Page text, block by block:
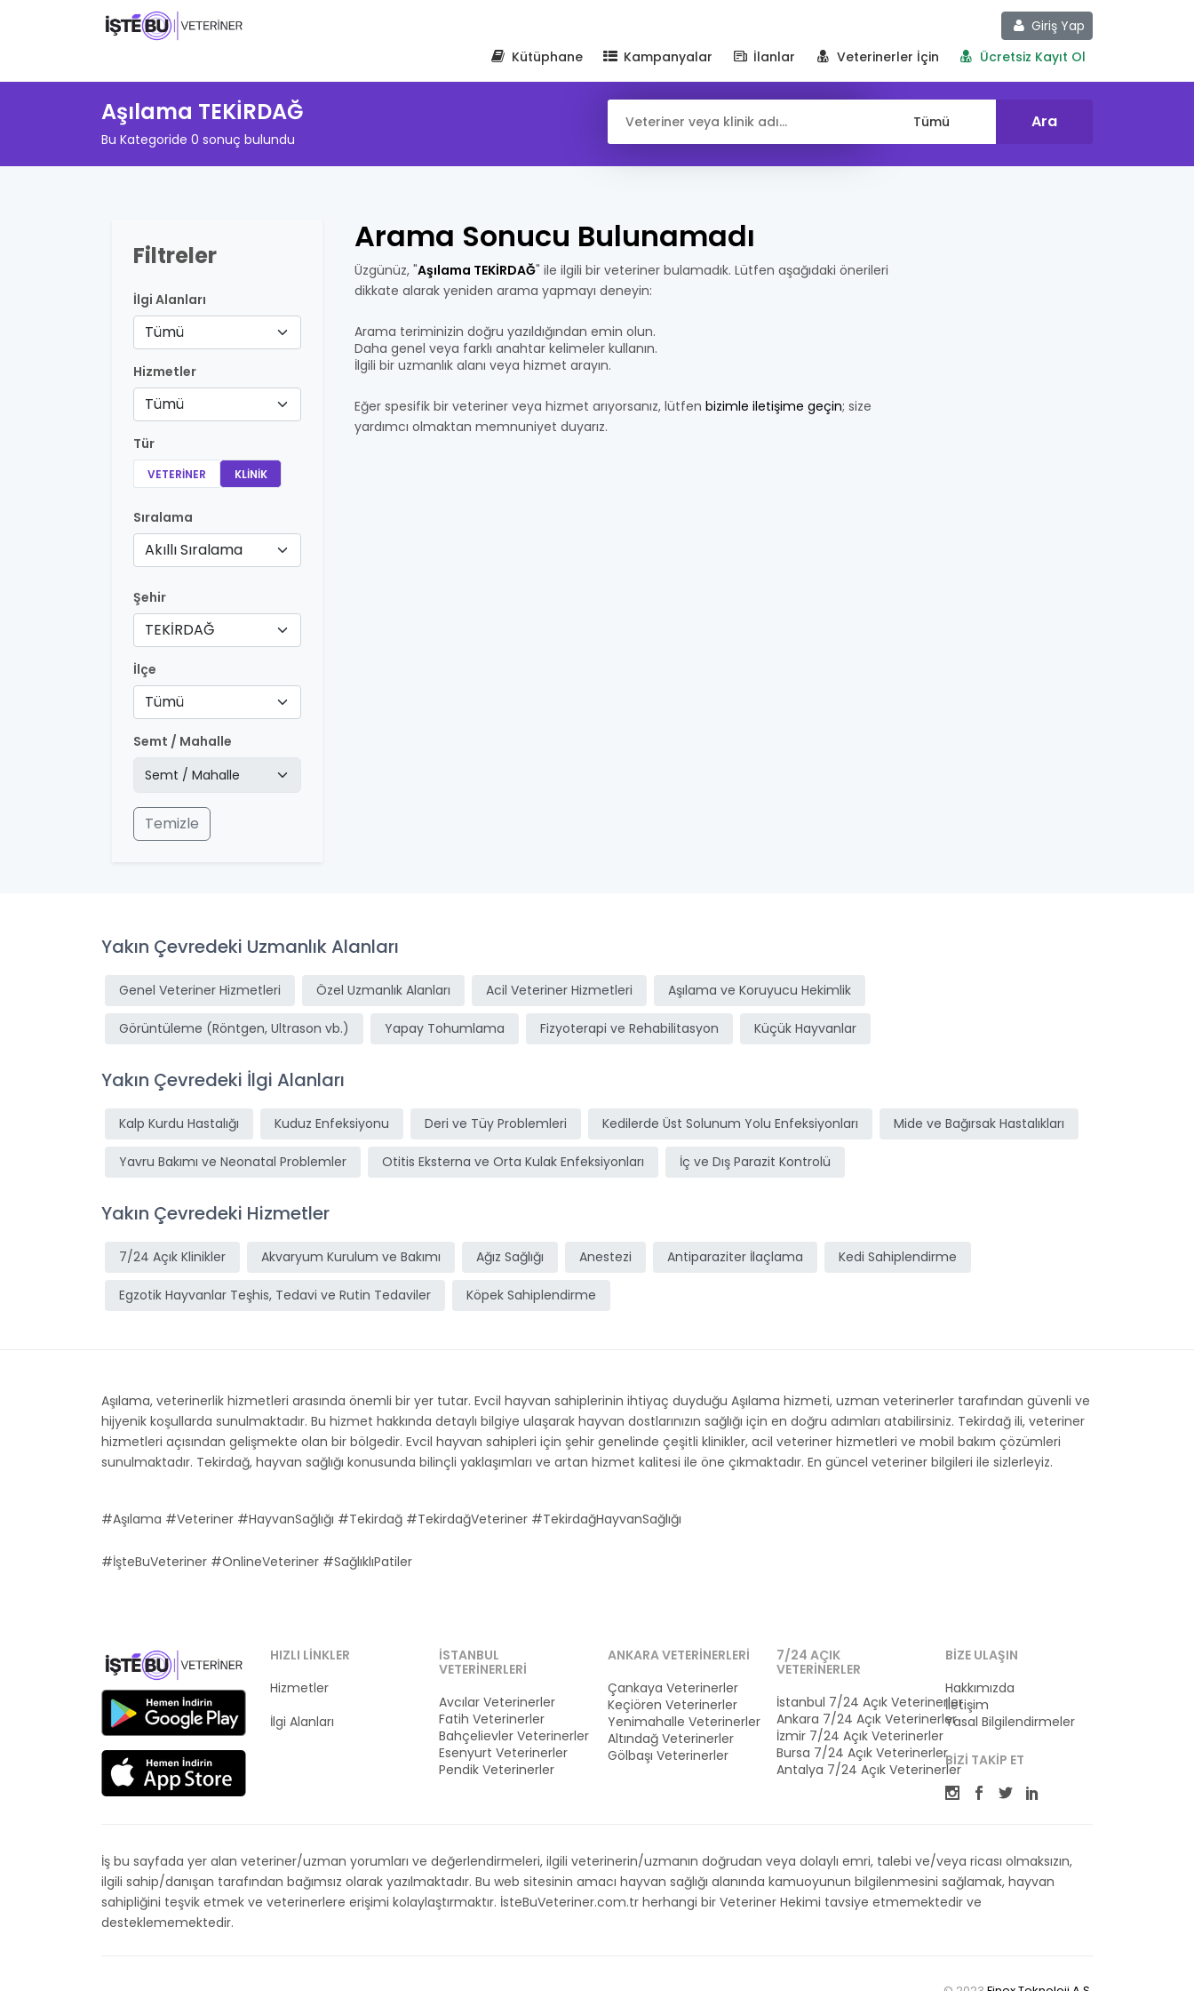
Giriş Yap
Kütüphane
Kampanyalar İlanlar Veterinerler İçin Ücretsiz Kayıt Ol
Aşılama TEKİRDAĞ
Bu Kategoride 0 sonuç bulundu
Filtreler
İlgi Alanları
Tümü
Hizmetler
Tümü
Tür
VETERINER KLINIK
Sıralama
Akıllı Sıralama
Şehir
TEKİRDAĞ
İlçe
Tümü
Semt / Mahalle
Temizle
Arama Sonucu Bulunamadı
Üzgünüz, "Aşılama TEKİRDAĞ" ile ilgili bir veteriner bulamadık. Lütfen aşağıdaki önerileri
dikkate alarak yeniden arama yapmayı deneyin:
Arama teriminizin doğru yazıldığından emin olun.
Daha genel veya farklı anahtar kelimeler kullanın.
İlgili bir uzmanlık alanı veya hizmet arayın.
Eğer spesifik bir veteriner veya hizmet arıyorsanız, lütfen bizimle iletişime geçin; size
yardımcı olmaktan memnuniyet duyarız.
Yakın Çevredeki Uzmanlık Alanları
Genel Veteriner Hizmetleri Özel Uzmanlık Alanları Acil Veteriner Hizmetleri Aşılama ve Koruyucu Hekimlik
Görüntüleme (Röntgen, Ultrason vb.) Yapay Tohumlama Fizyoterapi ve Rehabilitasyon Küçük Hayvanlar
Yakın Çevredeki İlgi Alanları
Kalp Kurdu Hastalığı Kuduz Enfeksiyonu Deri ve Tüy Problemleri Kedilerde Üst Solunum Yolu Enfeksiyonları Mide ve Bağırsak Hastalıkları
Yavru Bakımı ve Neonatal Problemler Otitis Eksterna ve Orta Kulak Enfeksiyonları İç ve Dış Parazit Kontrolü
Yakın Çevredeki Hizmetler
7/24 Açık Klinikler Akvaryum Kurulum ve Bakımı Ağız Sağlığı Anestezi Antiparaziter İlaçlama Kedi Sahiplendirme
Egzotik Hayvanlar Teşhis, Tedavi ve Rutin Tedaviler Köpek Sahiplendirme
Aşılama, veterinerlik hizmetleri arasında önemli bir yer tutar. Evcil hayvan sahiplerinin ihtiyaç duyduğu Aşılama hizmeti, uzman veterinerler tarafından güvenli ve
hijyenik koşullarda sunulmaktadır. Bu hizmet hakkında detaylı bilgiye ulaşarak hayvan dostlarınızın sağlığı için en doğru adımları atabilirsiniz. Tekirdağ ili, veteriner
hizmetleri açısından gelişmekte olan bir bölgedir. Evcil hayvan sahipleri için şehir genelinde çeşitli klinikler, acil veteriner hizmetleri ve mobil bakım çözümleri
sunulmaktadır. Tekirdağ, hayvan sağlığı konusunda bilinçli yaklaşımları ve artan hizmet kalitesi ile öne çıkmaktadır. En güncel veteriner bilgileri ile sizlerleyiz.
#Aşılama #Veteriner #HayvanSağlığı #Tekirdağ #TekirdağVeteriner #TekirdağHayvanSağlığı
#İşteBuVeteriner #OnlineVeteriner #SağlıklıPatiler
HIZLI LINKLER
Hizmetler
İlgi Alanları
İSTANBUL
VETERINERLERI
Avcılar Veterinerler
Fatih Veterinerler
Bahçelievler Veterinerler
Esenyurt Veterinerler
Pendik Veterinerler
ANKARA VETERINERLERI
Çankaya Veterinerler
Keçiören Veterinerler
Yenimahalle Veterinerler
Altındağ Veterinerler
Gölbaşı Veterinerler
7/24 AÇIK
VETERINERLER
İstanbul 7/24 Açık Veterinerler
Ankara 7/24 Açık Veterinerler
İzmir 7/24 Açık Veterinerler
Bursa 7/24 Açık Veterinerler
Antalya 7/24 Açık Veterinerler
BIZE ULAŞIN
Hakkımızda
İletişim
Yasal Bilgilendirmeler
BIZI TAKIP ET
İş bu sayfada yer alan veteriner/uzman yorumları ve değerlendirmeleri, ilgili veterinerin/uzmanın doğrudan veya dolaylı emri, talebi ve/veya ricası olmaksızın,
ilgili sahip/danışan tarafından bağımsız olarak yazılmaktadır. Bu web sitesinin amacı hayvan sağlığı alanında kamuoyunun bilgilenmesini sağlamak, hayvan
sahipliğini teşvik etmek ve veterinerlere erişimi kolaylaştırmaktır. İsteBuVeteriner.com.tr herhangi bir Veteriner Hekimi tavsiye etmemektedir ve
desteklememektedir.